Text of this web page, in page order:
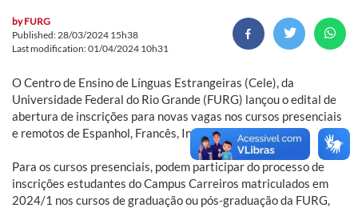
byFURG
Published: 28/03/2024 15h38
Last modification: 01/04/2024 10h31
O Centro de Ensino de Línguas Estrangeiras (Cele), da
Universidade Federal do Rio Grande (FURG) lançou o edital de
abertura de inscrições para novas vagas nos cursos presenciais
e remotos de Espanhol, Francês, Inglês e Libras 2024/1.
Para os cursos presenciais, podem participar do processo de
inscrições estudantes do Campus Carreiros matriculados em
2024/1 nos cursos de graduação ou pós-graduação da FURG,